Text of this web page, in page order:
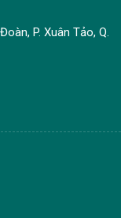
P. Xuân Tảo, Q.